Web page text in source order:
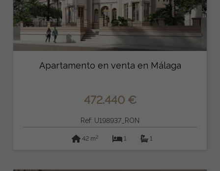
Apartamento en venta en Málaga
472.440 €
Ref: U198937_RON
42 m2 1 1